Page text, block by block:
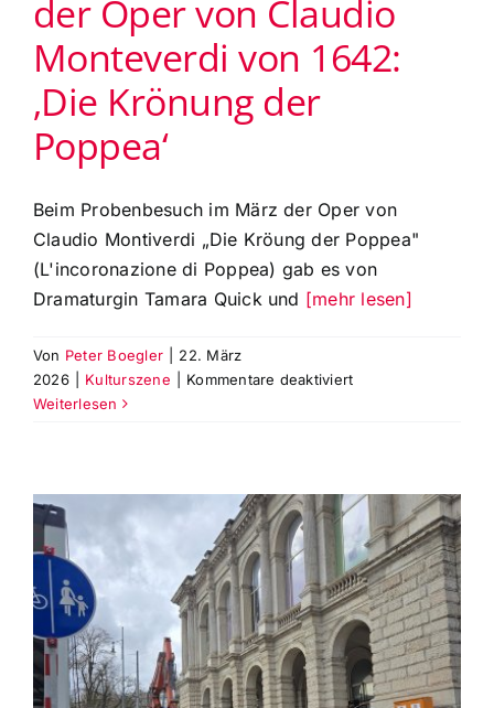
der Oper von Claudio
Monteverdi von 1642:
‚Die Krönung der
Poppea‘
Beim Probenbesuch im März der Oper von
Claudio Montiverdi „Die Kröung der Poppea"
(L'incoronazione di Poppea) gab es von
Dramaturgin Tamara Quick und [mehr lesen]
Von Peter Boegler
22. März
2026
Kulturszene Kommentare deaktiviertfür
von
Claudio
Monteverdi
von
1642:
‚Die
Krönung
der
Poppea‘
Weiterlesen